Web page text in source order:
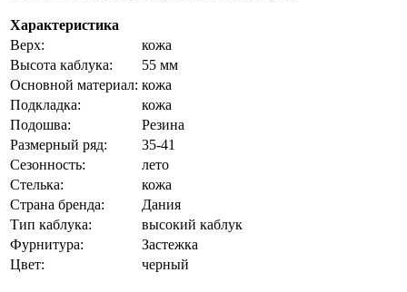
Характеристика
Верх:
кожа
Высота каблука:
55 мм
Основной материал: кожа
Подкладка:
кожа
Подошва:
Резина
Размерный ряд:
35-41
Сезонность:
лето
Стелька:
кожа
Страна бренда:
Дания
Тип каблука:
высокий каблук
Фурнитура:
Застежка
Цвет:
черный